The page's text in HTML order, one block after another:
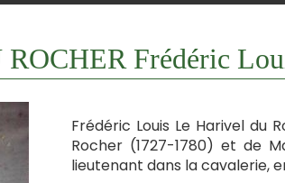
Frédéric
Frédéric Louis Le Harivel du
Rocher (1727-1780) et de
lieutenant dans la cavalerie,